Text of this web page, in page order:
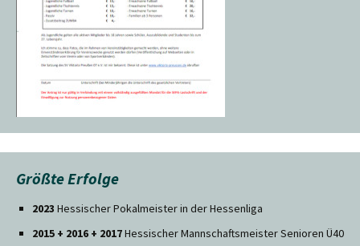
Größte Erfolge
2023 Hessischer Pokalmeister in der Hessenliga
2015 + 2016 + 2017Hessischer Mannschaftsmeister Senioren Ü40